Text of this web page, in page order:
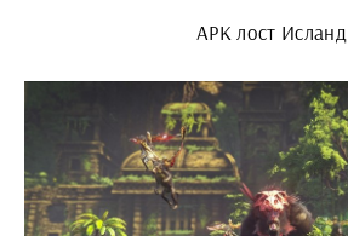
АРК лост Исланд